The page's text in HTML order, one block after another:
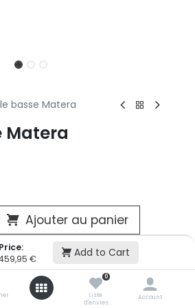
Price:
€ Add to Cart
0
Liste
d'envies
Account
basse Matera
Matera
Ajouter au panier
ajouter cet article dans votre panier
et momentanément indisponible.